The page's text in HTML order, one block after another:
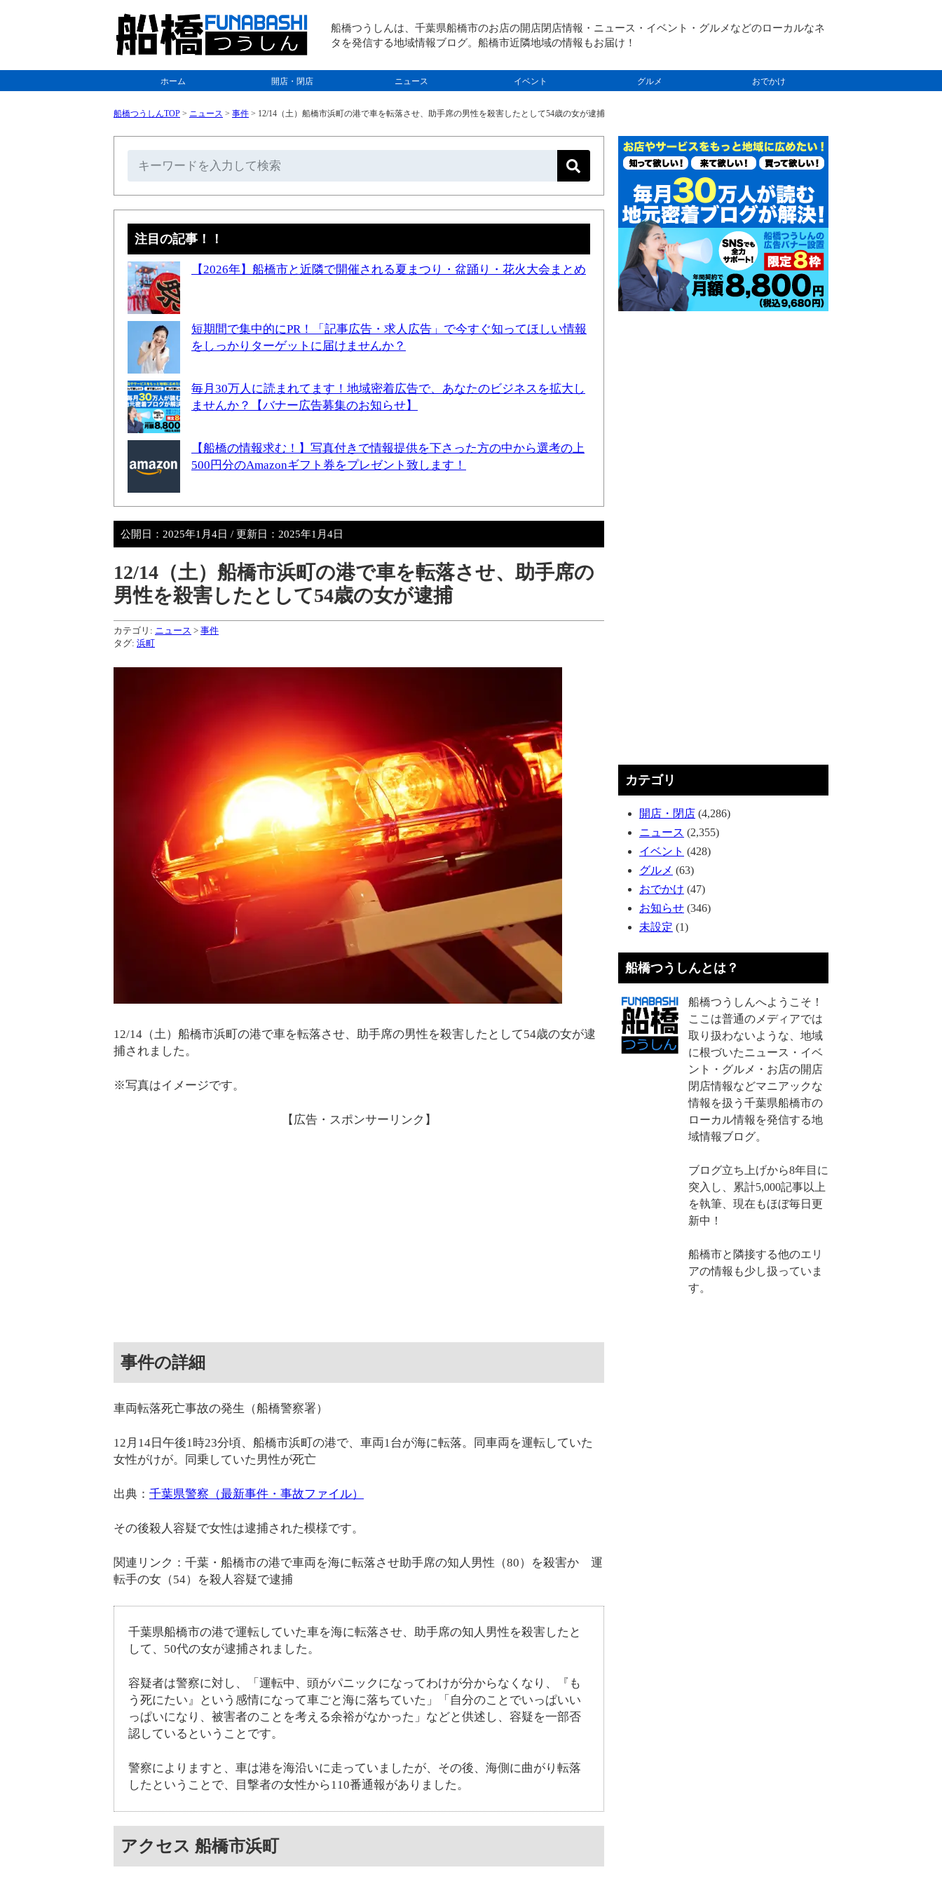
船橋つうしんは、千葉県船橋市のお店の開店閉店情報・ニュース・イベント・グルメなどのローカルなネ
タを発信する地域情報ブログ。船橋市近隣地域の情報もお届け！
ホーム 開店・閉店 ニュース イベント グルメ おでかけ
船橋つうしんTOP > ニュース > 事件 > 12/14（土）船橋市浜町の港で車を転落させ、助手席の男性を殺害したとして54歳の女が逮捕
注目の記事！！
【2026年】船橋市と近隣で開催される夏まつり・盆踊り・花火大会まとめ
短期間で集中的にPR！「記事広告・求人広告」で今すぐ知ってほしい情報
をしっかりターゲットに届けませんか？
毎月30万人に読まれてます！地域密着広告で、あなたのビジネスを拡大し
ませんか？【バナー広告募集のお知らせ】
【船橋の情報求む！】写真付きで情報提供を下さった方の中から選考の上
500円分のAmazonギフト券をプレゼント致します！
公開日： 2025年1月4日 / 更新日： 2025年1月4日
12/14（土）船橋市浜町の港で車を転落させ、助手席の
男性を殺害したとして54歳の女が逮捕
カテゴリ: ニュース > 事件
タグ: 浜町
12/14（土）船橋市浜町の港で車を転落させ、助手席の男性を殺害したとして54歳の女が逮
捕されました。
※写真はイメージです。
【広告・スポンサーリンク】
事件の詳細
車両転落死亡事故の発生（船橋警察署）
12月14日午後1時23分頃、船橋市浜町の港で、車両1台が海に転落。同車両を運転していた
女性がけが。同乗していた男性が死亡
出典： 千葉県警察（最新事件・事故ファイル）
その後殺人容疑で女性は逮捕された模様です。
関連リンク：千葉・船橋市の港で車両を海に転落させ助手席の知人男性（80）を殺害か 運
転手の女（54）を殺人容疑で逮捕
千葉県船橋市の港で運転していた車を海に転落させ、助手席の知人男性を殺害したと
して、50代の女が逮捕されました。
容疑者は警察に対し、「運転中、頭がパニックになってわけが分からなくなり、『も
う死にたい』という感情になって車ごと海に落ちていた」「自分のことでいっぱいい
っぱいになり、被害者のことを考える余裕がなかった」などと供述し、容疑を一部否
認しているということです。
警察によりますと、車は港を海沿いに走っていましたが、その後、海側に曲がり転落
したということで、目撃者の女性から110番通報がありました。
アクセス 船橋市浜町
カテゴリ
開店・閉店 (4,286)
ニュース (2,355)
イベント (428)
グルメ (63)
おでかけ (47)
お知らせ (346)
未設定 (1)
船橋つうしんとは？
船橋つうしんへようこそ！
ここは普通のメディアでは
取り扱わないような、地域
に根づいたニュース・イベ
ント・グルメ・お店の開店
閉店情報などマニアックな
情報を扱う千葉県船橋市の
ローカル情報を発信する地
域情報ブログ。
ブログ立ち上げから8年目に
突入し、累計5,000記事以上
を執筆、現在もほぼ毎日更
新中！
船橋市と隣接する他のエリ
アの情報も少し扱っていま
す。